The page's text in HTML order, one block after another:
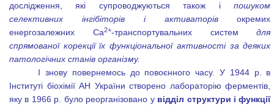
дослідження, які супроводжуються також іпошуком
селективних інгібіторів і активаторівокремих
енергозалежних Са2+-транспортувальних системдля
спрямованої корекції їх функціональної активності за деяких
патологічних станів організму.
І знову повернемось до повоєнного часу. У 1944 р. в
Інституті біохімії АН України створено лабораторію ферментів,
яку в 1966 р. було реорганізовано увідділ структури і функції